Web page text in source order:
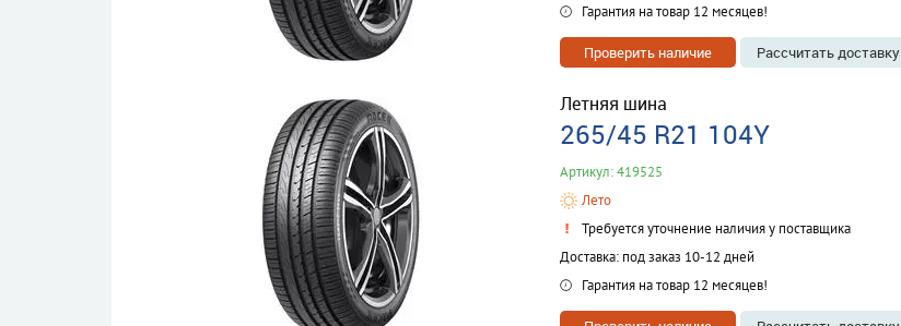
Гарантия на товар 12 месяцев!
Проверить наличие Рассчитать доставку
Летняя шина
265/45 R21 104Y
Артикул: 419525
Лето
Требуется уточнение наличия у поставщика
Доставка: под заказ 10-12 дней
Гарантия на товар 12 месяцев!